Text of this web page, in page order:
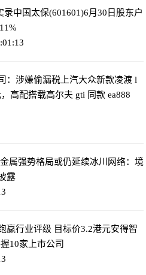
录中国太保(601601)6月30日股东户
：涉嫌偷漏税 上汽大众新款凌渡 l
高配搭载高尔夫 gti 同款 ea888
属强势格局或仍延续冰川网络：境
露
赢行业评级 目标价3.2港元安得智
10家上市公司